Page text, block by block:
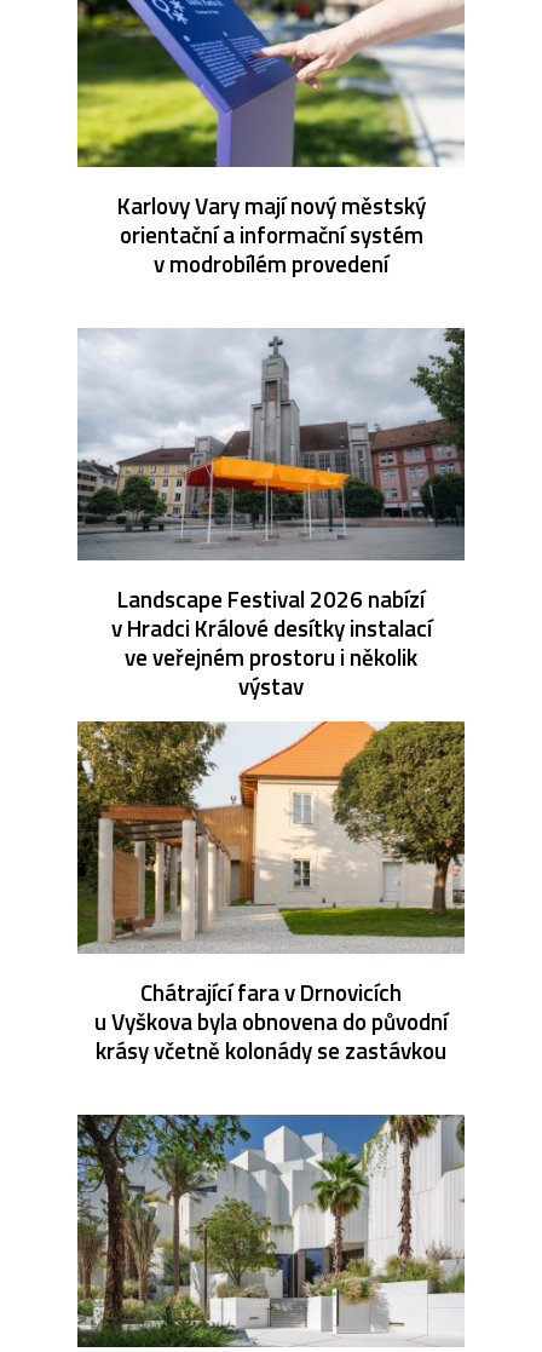
Karlovy Vary mají nový městský
orientační a informační systém
v modrobílém provedení
Landscape Festival 2026 nabízí
v Hradci Králové desítky instalací
ve veřejném prostoru i několik
výstav
Chátrající fara v Drnovicích
u Vyškova byla obnovena do původní
krásy včetně kolonády se zastávkou